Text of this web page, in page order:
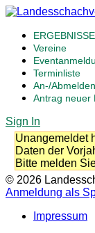
ERGEBNISSE
Vereine
Terminliste
An-/Abmelden
Antrag neuer
Sign In
Unangemeldet
Daten der
Bitte melden
© 2026
Anmeldung als
Impressum